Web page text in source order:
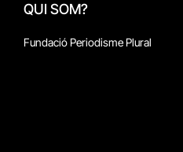
QUI SOM?
Fundació Periodisme Plural